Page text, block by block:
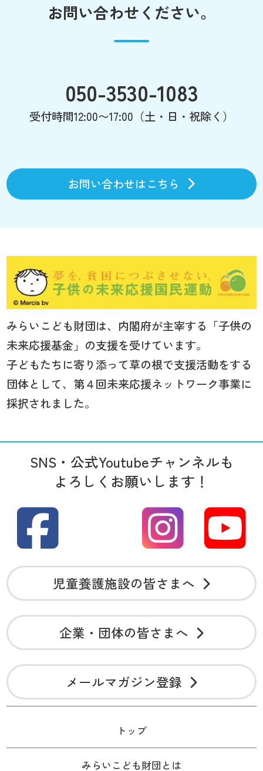
お問い合わせください。
050-3530-1083
受付時間12:00〜17:00（土・日・祝除く）
お問い合わせはこちら
みらいこども財団は、内閣府が主宰する「子供の
未来応援基金」の支援を受けています。
子どもたちに寄り添って草の根で支援活動をする
団体として、第４回未来応援ネットワーク事業に
採択されました。
SNS・公式Youtubeチャンネルも
よろしくお願いします！
児童養護施設の皆さまへ
企業・団体の皆さまへ
メールマガジン登録
トップ
みらいこども財団とは